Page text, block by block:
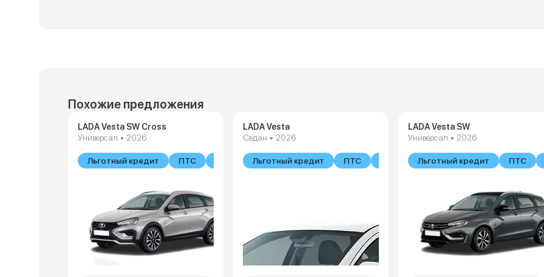
Похожие предложения
LADA Vesta SW Cross
Универсал • 2026
Льготный кредит ПТС В наличии
LADA Vesta
Седан • 2026
Льготный кредит ПТС В наличии
LADA Vesta SW
Универсал • 2026
Льготный кредит ПТС